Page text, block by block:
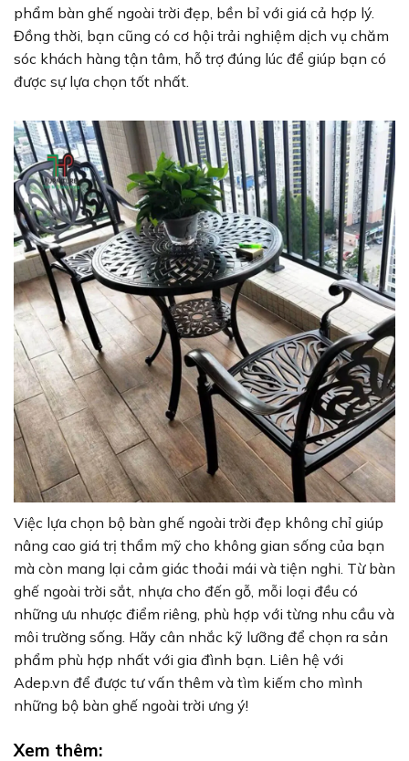
phẩm bàn ghế ngoài trời đẹp, bền bỉ với giá cả hợp lý.
Đồng thời, bạn cũng có cơ hội trải nghiệm dịch vụ chăm
sóc khách hàng tận tâm, hỗ trợ đúng lúc để giúp bạn có
được sự lựa chọn tốt nhất.
Việc lựa chọn bộ bàn ghế ngoài trời đẹp không chỉ giúp
nâng cao giá trị thẩm mỹ cho không gian sống của bạn
mà còn mang lại cảm giác thoải mái và tiện nghi. Từ bàn
ghế ngoài trời sắt, nhựa cho đến gỗ, mỗi loại đều có
những ưu nhược điểm riêng, phù hợp với từng nhu cầu và
môi trường sống. Hãy cân nhắc kỹ lưỡng để chọn ra sản
phẩm phù hợp nhất với gia đình bạn. Liên hệ với
Adep.vn để được tư vấn thêm và tìm kiếm cho mình
những bộ bàn ghế ngoài trời ưng ý!
Xem thêm: